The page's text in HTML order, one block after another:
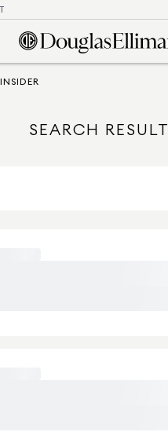
SEARCH RESULT